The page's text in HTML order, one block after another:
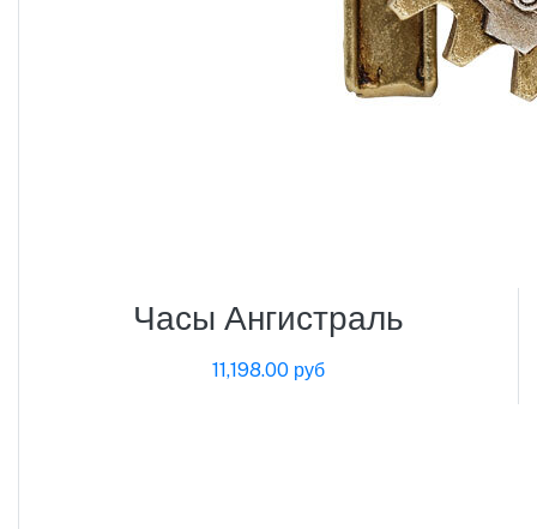
Часы Ангистраль
11,198.00 руб